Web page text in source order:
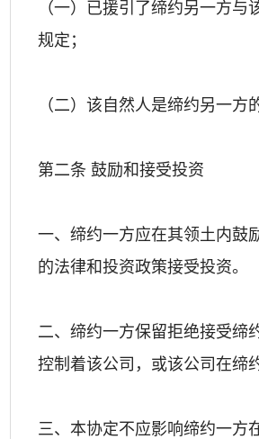
（一）已援引了缔约另一方
规定；
（二）该自然人是缔约另一方
第二条 鼓励和接受投资
一、缔约一方应在其领土内鼓
的法律和投资政策接受投资。
二、缔约一方保留拒绝接受缔
控制着该公司，或该公司在缔
三、本协定不应影响缔约一方